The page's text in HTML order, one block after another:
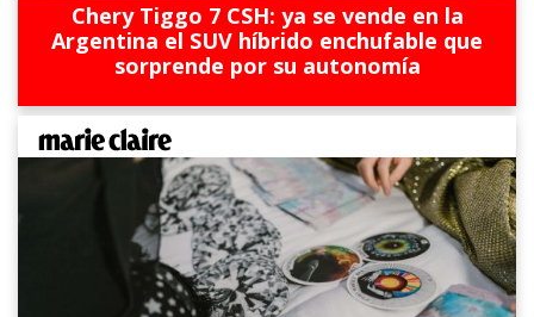
Chery Tiggo 7 CSH: ya se vende en la
Argentina el SUV híbrido enchufable que
sorprende por su autonomía